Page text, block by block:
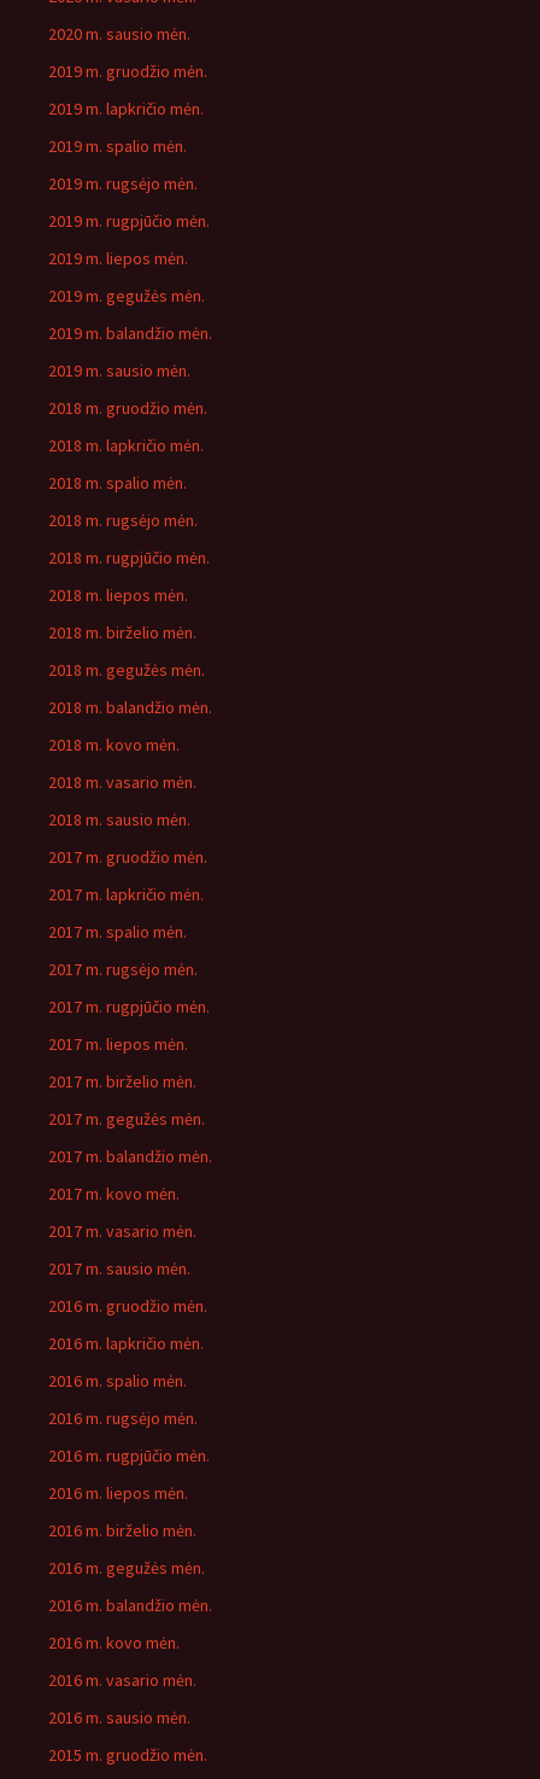
2020 m. sausio mėn.
2019 m. gruodžio mėn.
2019 m. lapkričio mėn.
2019 m. spalio mėn.
2019 m. rugsėjo mėn.
2019 m. rugpjūčio mėn.
2019 m. liepos mėn.
2019 m. gegužės mėn.
2019 m. balandžio mėn.
2019 m. sausio mėn.
2018 m. gruodžio mėn.
2018 m. lapkričio mėn.
2018 m. spalio mėn.
2018 m. rugsėjo mėn.
2018 m. rugpjūčio mėn.
2018 m. liepos mėn.
2018 m. birželio mėn.
2018 m. gegužės mėn.
2018 m. balandžio mėn.
2018 m. kovo mėn.
2018 m. vasario mėn.
2018 m. sausio mėn.
2017 m. gruodžio mėn.
2017 m. lapkričio mėn.
2017 m. spalio mėn.
2017 m. rugsėjo mėn.
2017 m. rugpjūčio mėn.
2017 m. liepos mėn.
2017 m. birželio mėn.
2017 m. gegužės mėn.
2017 m. balandžio mėn.
2017 m. kovo mėn.
2017 m. vasario mėn.
2017 m. sausio mėn.
2016 m. gruodžio mėn.
2016 m. lapkričio mėn.
2016 m. spalio mėn.
2016 m. rugsėjo mėn.
2016 m. rugpjūčio mėn.
2016 m. liepos mėn.
2016 m. birželio mėn.
2016 m. gegužės mėn.
2016 m. balandžio mėn.
2016 m. kovo mėn.
2016 m. vasario mėn.
2016 m. sausio mėn.
2015 m. gruodžio mėn.